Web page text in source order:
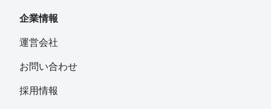
企業情報
運営会社
お問い合わせ
採用情報